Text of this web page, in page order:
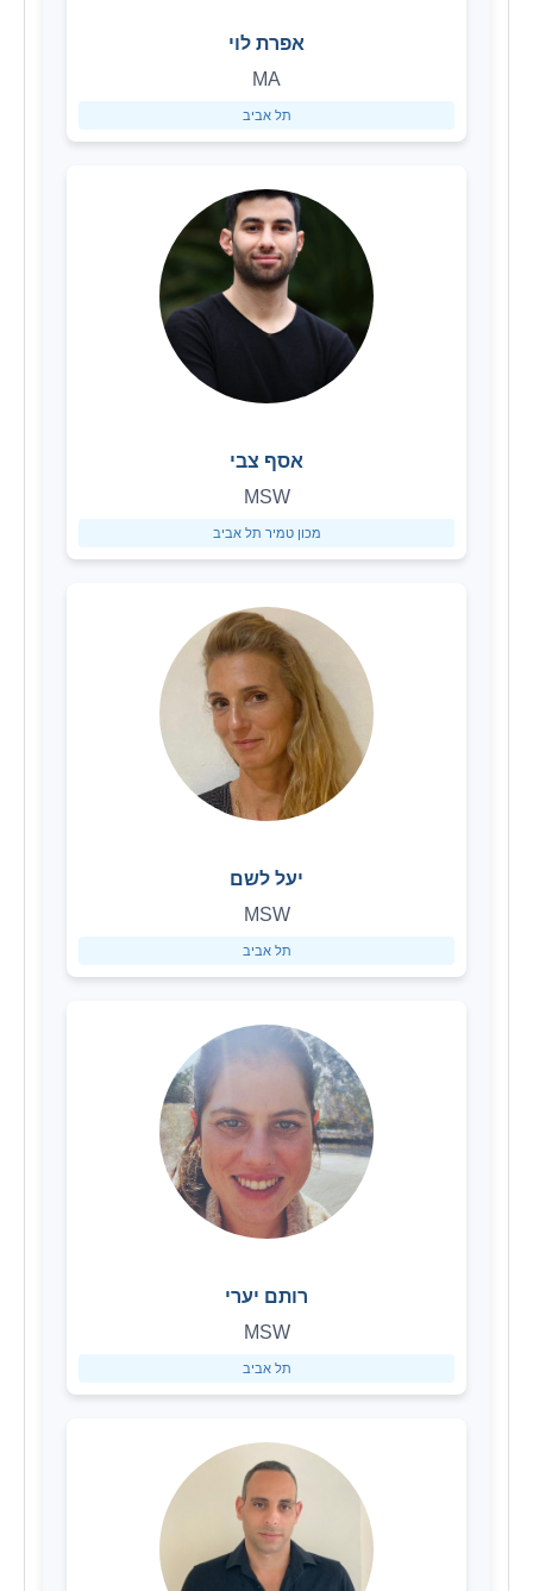
אפרת לוי
MA
תל אביב
אסף צבי
MSW
מכון טמיר תל אביב
יעל לשם
MSW
תל אביב
רותם יערי
MSW
תל אביב